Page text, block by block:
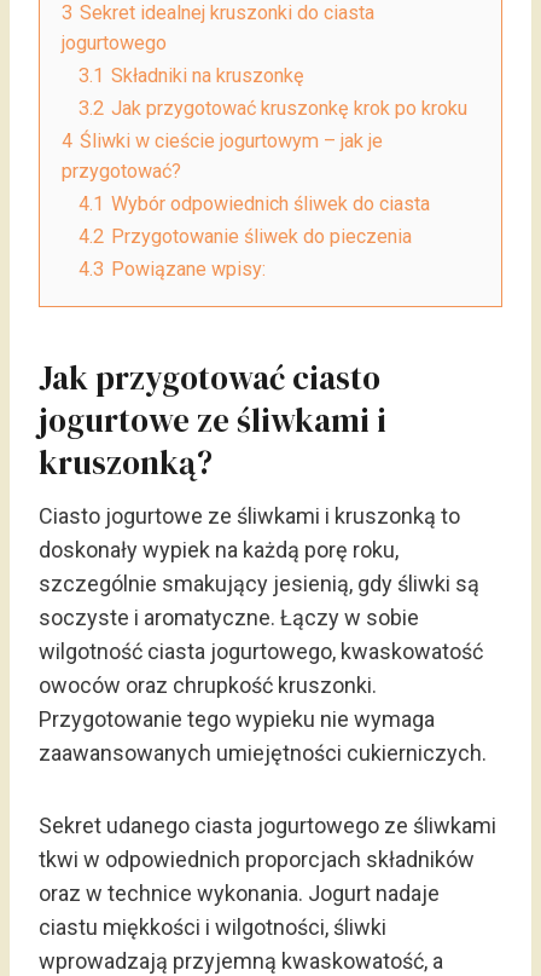
3 Sekret idealnej kruszonki do ciasta
jogurtowego
3.1 Składniki na kruszonkę
3.2 Jak przygotować kruszonkę krok po kroku
4 Śliwki w cieście jogurtowym – jak je
przygotować?
4.1 Wybór odpowiednich śliwek do ciasta
4.2 Przygotowanie śliwek do pieczenia
4.3 Powiązane wpisy:
Jak przygotować ciasto
jogurtowe ze śliwkami i
kruszonką?
Ciasto jogurtowe ze śliwkami i kruszonką to
doskonały wypiek na każdą porę roku,
szczególnie smakujący jesienią, gdy śliwki są
soczyste i aromatyczne. Łączy w sobie
wilgotność ciasta jogurtowego, kwaskowatość
owoców oraz chrupkość kruszonki.
Przygotowanie tego wypieku nie wymaga
zaawansowanych umiejętności cukierniczych.
Sekret udanego ciasta jogurtowego ze śliwkami
tkwi w odpowiednich proporcjach składników
oraz w technice wykonania. Jogurt nadaje
ciastu miękkości i wilgotności, śliwki
wprowadzają przyjemną kwaskowatość, a